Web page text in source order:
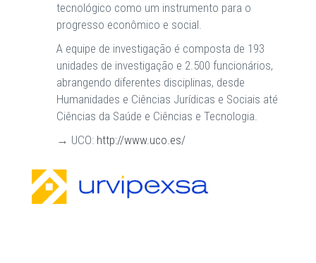
tecnológico como um instrumento para o
progresso econômico e social.
A equipe de investigação é composta de 193
unidades de investigação e 2.500 funcionários,
abrangendo diferentes disciplinas, desde
Humanidades e Ciências Jurídicas e Sociais até
Ciências da Saúde e Ciências e Tecnologia.
→ UCO: http://www.uco.es/